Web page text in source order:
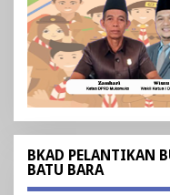
BKAD PELANTIKAN
BATU BARA